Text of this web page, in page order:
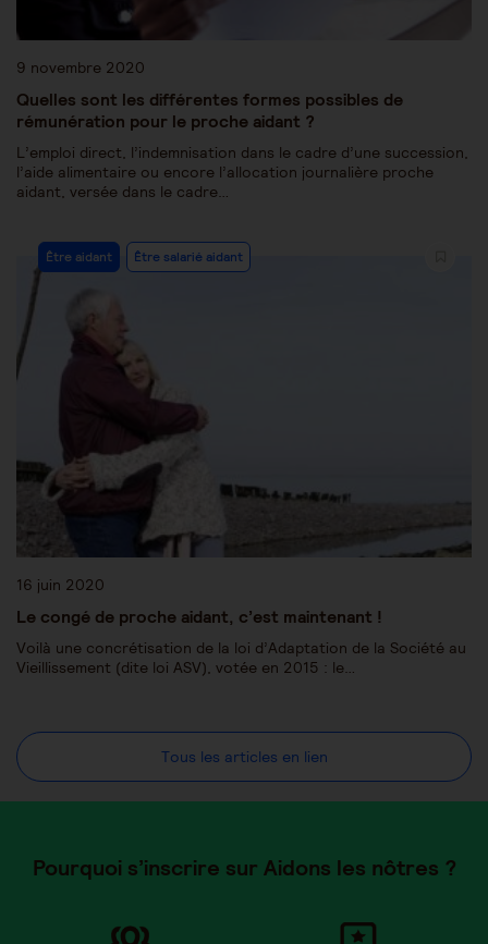
9 novembre 2020
Quelles sont les différentes formes possibles de
rémunération pour le proche aidant ?
L’emploi direct, l’indemnisation dans le cadre d’une succession,
l’aide alimentaire ou encore l’allocation journalière proche
aidant, versée dans le cadre…
Être aidant Être salarié aidant
16 juin 2020
Le congé de proche aidant, c’est maintenant !
Voilà une concrétisation de la loi d’Adaptation de la Société au
Vieillissement (dite loi ASV), votée en 2015 : le…
Tous les articles en lien
Pourquoi s’inscrire sur Aidons les nôtres ?